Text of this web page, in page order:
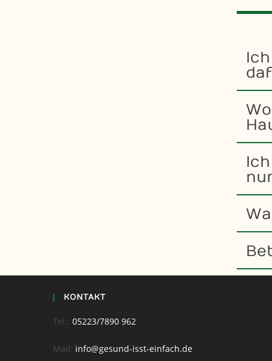
KONTAKT
Tel.: 05223/7890 962
Mail: info@gesund-isst-einfach.de